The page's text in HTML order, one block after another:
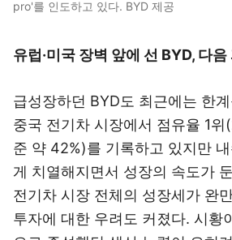
pro'를 인도하고 있다. BYD 제공
유럽·미국 장벽 앞에 선 BYD, 다음
급성장하던 BYD도 최근에는 한
중국 전기차 시장에서 점유율 1위
준 약 42%)를 기록하고 있지만
게 치열해지면서 성장의 속도가
전기차 시장 전체의 성장세가 완
투자에 대한 우려도 커졌다. 시황